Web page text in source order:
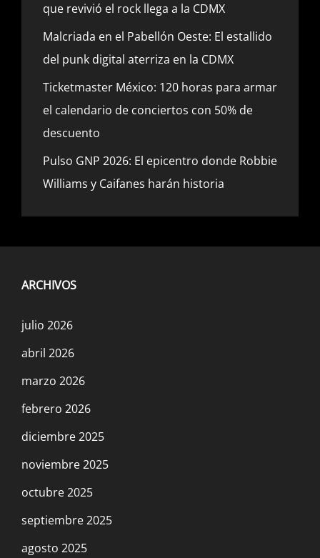
que revivió el rock llega a la CDMX
Malcriada en el Pabellón Oeste: El estallido
del punk digital aterriza en la CDMX
Ticketmaster México: 120 horas para armar
el calendario de conciertos con 50% de
descuento
Pulso GNP 2026: El epicentro donde Robbie
Williams y Caifanes harán historia
ARCHIVOS
julio 2026
abril 2026
marzo 2026
febrero 2026
diciembre 2025
noviembre 2025
octubre 2025
septiembre 2025
agosto 2025